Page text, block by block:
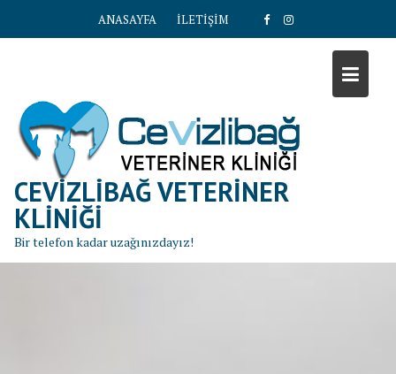
t
ANASAYFA İLETİŞİM
CEVIZLIBAĞ VETERINER
KLINIĞI
Bir telefon kadar uzağınızdayız!